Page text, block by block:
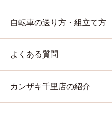
自転車の送り方・組立て方
よくある質問
カンザキ千里店の紹介